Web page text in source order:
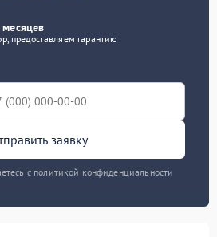
предоставляем гарантию
заявку
с политикой конфиденциальности